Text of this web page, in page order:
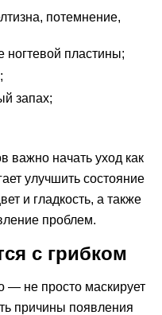
потемнение,
ногтевой пластины;
запах;
важно начать уход как
улучшить состояние
и гладкость, а также
проблем.
с грибком
— не просто маскирует
причины появления